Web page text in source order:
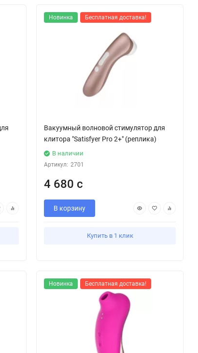
Новинка Бесплатная доставка!
Вакуумный волновой стимулятор для
клитора "Satisfyer Pro 2+" (реплика)
В наличии
Артикул: 2701
4 680 с
В корзину
Купить в 1 клик
Новинка Бесплатная доставка!